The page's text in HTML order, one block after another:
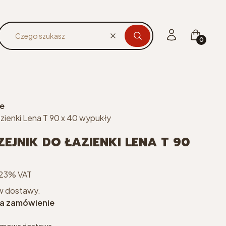
WyczyśćCzego szukasz
Zaloguj sięKoszyk
Lena T 90 x 40 wypukły
DO ŁAZIENKI LENA T 90
VAT
VAT
dostawy.
zamówienie